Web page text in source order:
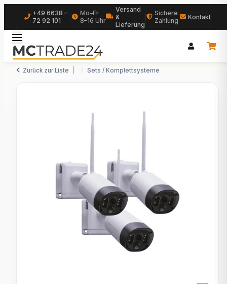
+49 6638 –
72 92 101
Mo–Fr
8–16 Uhr
Versand
&
Lieferung
Sichere
Zahlung
Kontakt
Zurück zur Liste Sets / Komplettsysteme